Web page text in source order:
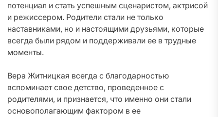
потенциал и стать успешным сценаристом, актрисой
и режиссером. Родители стали не только
наставниками, но и настоящими друзьями, которые
всегда были рядом и поддерживали ее в трудные
моменты.
Вера Житницкая всегда с благодарностью
вспоминает свое детство, проведенное с
родителями, и признается, что именно они стали
основополагающим фактором в ее